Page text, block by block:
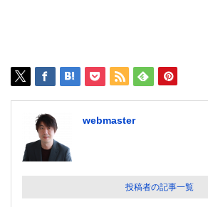
webmaster
投稿者の記事一覧